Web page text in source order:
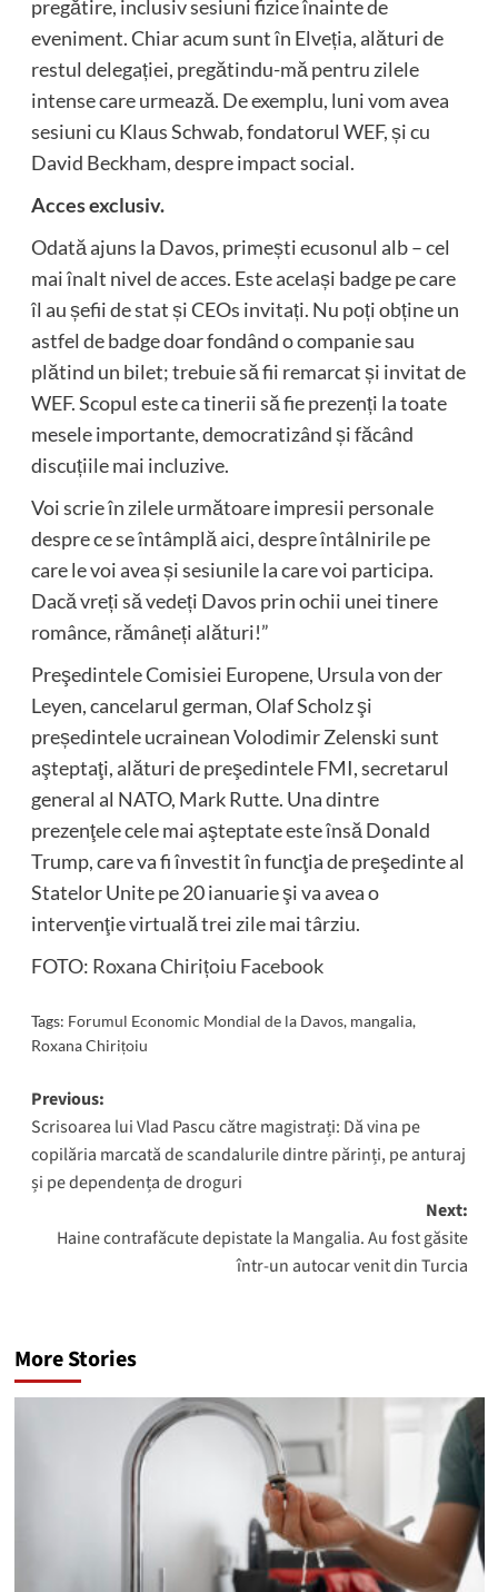
pregătire, inclusiv sesiuni fizice înainte de
eveniment. Chiar acum sunt în Elveția, alături de
restul delegației, pregătindu-mă pentru zilele
intense care urmează. De exemplu, luni vom avea
sesiuni cu Klaus Schwab, fondatorul WEF, și cu
David Beckham, despre impact social.
Acces exclusiv.
Odată ajuns la Davos, primești ecusonul alb – cel
mai înalt nivel de acces. Este același badge pe care
îl au șefii de stat și CEOs invitați. Nu poți obține un
astfel de badge doar fondând o companie sau
plătind un bilet; trebuie să fii remarcat și invitat de
WEF. Scopul este ca tinerii să fie prezenți la toate
mesele importante, democratizând și făcând
discuțiile mai incluzive.
Voi scrie în zilele următoare impresii personale
despre ce se întâmplă aici, despre întâlnirile pe
care le voi avea și sesiunile la care voi participa.
Dacă vreți să vedeți Davos prin ochii unei tinere
românce, rămâneți alături!”
Preşedintele Comisiei Europene, Ursula von der
Leyen, cancelarul german, Olaf Scholz şi
președintele ucrainean Volodimir Zelenski sunt
aşteptaţi, alături de preşedintele FMI, secretarul
general al NATO, Mark Rutte. Una dintre
prezenţele cele mai aşteptate este însă Donald
Trump, care va fi învestit în funcţia de preşedinte al
Statelor Unite pe 20 ianuarie şi va avea o
intervenţie virtuală trei zile mai târziu.
FOTO: Roxana Chirițoiu Facebook
Tags: Forumul Economic Mondial de la Davos, mangalia,
Roxana Chirițoiu
Post
navigation
Previous:
Scrisoarea lui Vlad Pascu către magistrați: Dă vina pe
copilăria marcată de scandalurile dintre părinți, pe anturaj
și pe dependența de droguri
Next:
Haine contrafăcute depistate la Mangalia. Au fost găsite
într-un autocar venit din Turcia
More Stories